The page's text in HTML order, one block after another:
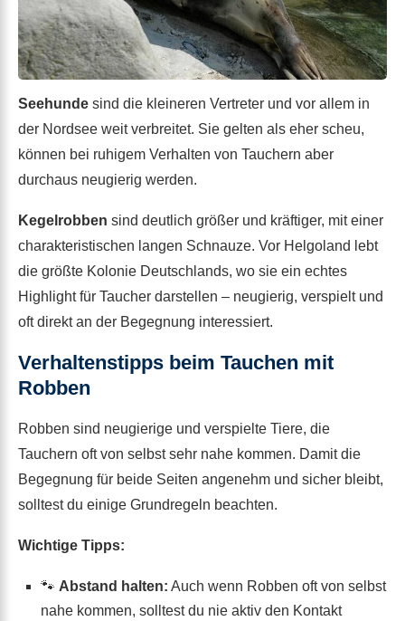
Seehunde sind die kleineren Vertreter und vor allem in
der Nordsee weit verbreitet. Sie gelten als eher scheu,
können bei ruhigem Verhalten von Tauchern aber
durchaus neugierig werden.
Kegelrobben sind deutlich größer und kräftiger, mit einer
charakteristischen langen Schnauze. Vor Helgoland lebt
die größte Kolonie Deutschlands, wo sie ein echtes
Highlight für Taucher darstellen – neugierig, verspielt und
oft direkt an der Begegnung interessiert.
Verhaltenstipps beim Tauchen mit
Robben
Robben sind neugierige und verspielte Tiere, die
Tauchern oft von selbst sehr nahe kommen. Damit die
Begegnung für beide Seiten angenehm und sicher bleibt,
solltest du einige Grundregeln beachten.
Wichtige Tipps:
🐾 Abstand halten: Auch wenn Robben oft von selbst
nahe kommen, solltest du nie aktiv den Kontakt